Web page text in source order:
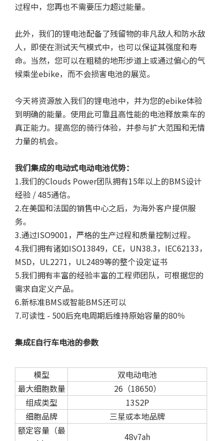
过程中，您再也不需要压力超过能量。
此外，我们的锂电池配备了残留物的非凡敌人和防水敌
人，即使在测试天气模式中，也可以保证其强度和寿
命。当然，您可以在粗糙的地形步道上或通过偏心的气
候乘坐ebike，而不会损害电池的展览。
今天将资源放入我们的锂电池中，并为您的ebike体验
到明确的能量。使用此可靠且高性能的电池释放乘车的
真正能力。提高您的骑行体验，并参与扩大范围和无情
力量的机会。
我们集成的电动式电动电池优势：
1.我们的Clouds Power团队拥有15年以上的BMS设计
经验 / 485通信。
2.在美国和法国的销售中心之后，为海外客户提供服
务。
3.通过ISO9001，严格的生产过程和质量控制过程。
4.我们拥有诸如ISO13849，CE，UN38.3，IEC62133，
MSD，UL2271，UL2489等的整个设定证书
5.我们拥有丰富的经验丰富的工程师团队，可根据您的
需求自定义产品。
6.新标准BMS或智能BMS还可以
7.可读性 - 500后充电周期后维持原始容量的80％
集成E自行车电池的参数
模型
双电动电池
最大细胞数量
26（18650）
组成类型
13S2P
细胞品牌
三星或本地品牌
额定容量（最
48v7ah